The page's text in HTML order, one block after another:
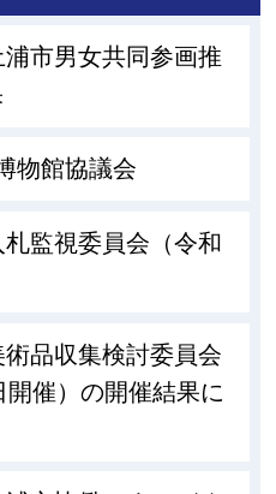
市男女共同参画推
物館協議会
監視委員会（令和
品収集検討委員会
開催）の開催結果に